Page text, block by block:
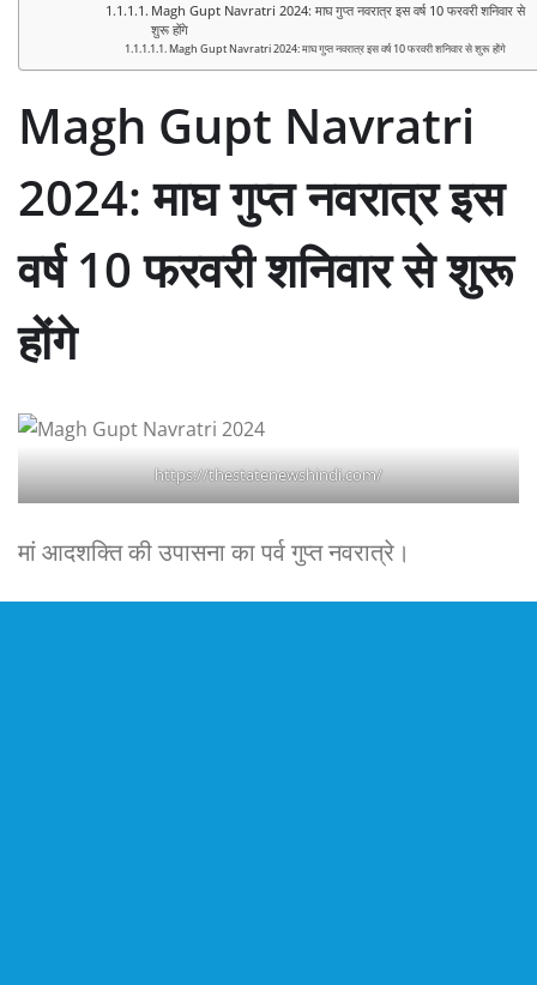
Magh Gupt Navratri 2024: माघ गुप्त नवरात्र इस वर्ष 10 फरवरी शनिवार से
शुरू होंगे
Magh Gupt Navratri 2024: माघ गुप्त नवरात्र इस वर्ष 10 फरवरी शनिवार से शुरू होंगे
Magh Gupt Navratri
2024: माघ गुप्त नवरात्र इस
वर्ष 10 फरवरी शनिवार से शुरू
होंगे
https://thestatenewshindi.com/
मां आदशक्ति की उपासना का पर्व गुप्त नवरात्रे।